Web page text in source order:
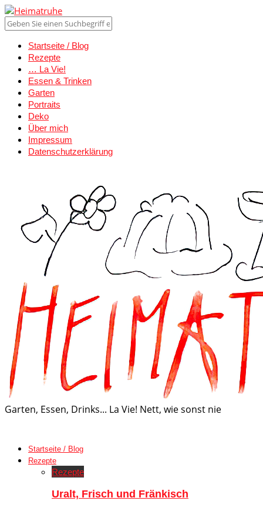
Startseite / Blog
Rezepte
… La Vie!
Essen & Trinken
Garten
Portraits
Deko
Über mich
Impressum
Datenschutzerklärung
Garten, Essen, Drinks... La Vie! Nett, wie sonst nie
Startseite / Blog
Rezepte
Rezepte
Uralt, Frisch und Fränkisch